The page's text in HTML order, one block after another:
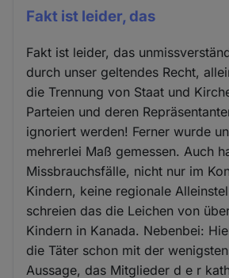
Fakt ist leider, das
Fakt ist leider, das
durch unser geltendes Recht,
die Trennung von Staat und
Parteien und deren
ignoriert werden! Ferner wurde
mehrerlei Maß gemessen. Auch
Missbrauchsfälle, nicht nur im
Kindern, keine regionale
schreien das die Leichen von
Kindern in Kanada. Nebenbei:
die Täter schon mit der
Aussage, das Mitglieder d e r